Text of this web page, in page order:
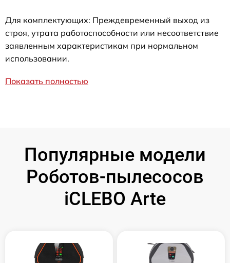
Для комплектующих: Преждевременный выход из
строя, утрата работоспособности или несоответствие
заявленным характеристикам при нормальном
использовании.
Показать полностью
Популярные модели
Роботов-пылесосов
iCLEBO Arte